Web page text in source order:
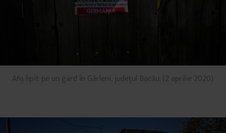
Afiș lipit pe un gard în Gârleni, județul Bacău. (2 aprilie 2020)